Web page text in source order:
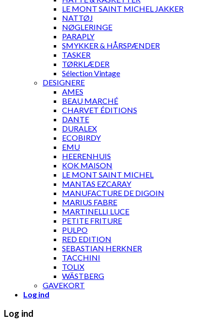
LE MONT SAINT MICHEL JAKKER
NATTØJ
NØGLERINGE
PARAPLY
SMYKKER & HÅRSPÆNDER
TASKER
TØRKLÆDER
Sélection Vintage
DESIGNERE
AMES
BEAU MARCHÉ
CHARVET ÉDITIONS
DANTE
DURALEX
ECOBIRDY
EMU
HEERENHUIS
KOK MAISON
LE MONT SAINT MICHEL
MANTAS EZCARAY
MANUFACTURE DE DIGOIN
MARIUS FABRE
MARTINELLI LUCE
PETITE FRITURE
PULPO
RED EDITION
SEBASTIAN HERKNER
TACCHINI
TOLIX
WÄSTBERG
GAVEKORT
Log ind
Log ind